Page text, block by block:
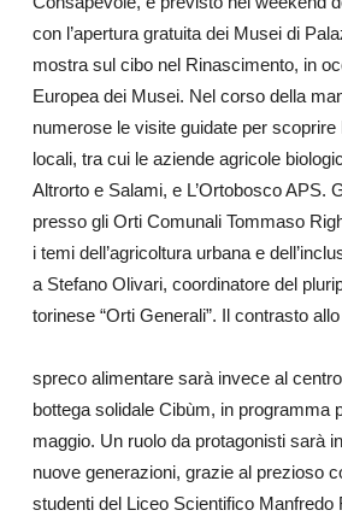
con l’apertura gratuita dei Musei di
mostra sul cibo nel Rinascimento, in
Europea dei Musei. Nel corso della
numerose le visite guidate per scoprire
locali, tra cui le aziende agricole
Altrorto e Salami, e L’Ortobosco APS.
presso gli Orti Comunali Tommaso
i temi dell’agricoltura urbana e
a Stefano Olivari, coordinatore del
torinese “Orti Generali”. Il contrasto allo
spreco alimentare sarà invece al
bottega solidale Cibùm, in programma
maggio. Un ruolo da protagonisti sarà
nuove generazioni, grazie al prezioso
studenti del Liceo Scientifico Manfredo